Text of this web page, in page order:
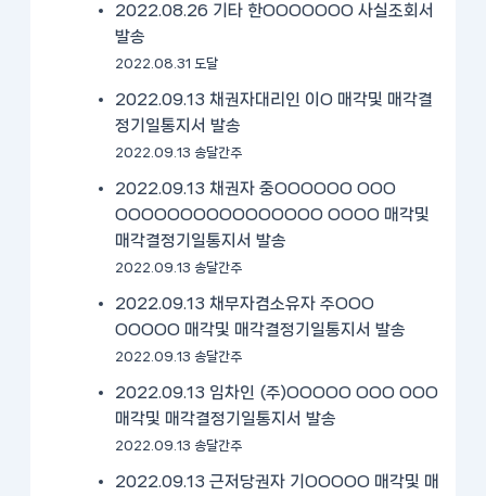
2022.08.26 기타 한OOOOOOO 사실조회서
발송
2022.08.31 도달
2022.09.13 채권자대리인 이O 매각및 매각결
정기일통지서 발송
2022.09.13 송달간주
2022.09.13 채권자 중OOOOOO OOO
OOOOOOOOOOOOOOOO OOOO 매각및
매각결정기일통지서 발송
2022.09.13 송달간주
2022.09.13 채무자겸소유자 주OOO
OOOOO 매각및 매각결정기일통지서 발송
2022.09.13 송달간주
2022.09.13 임차인 (주)OOOOO OOO OOO
매각및 매각결정기일통지서 발송
2022.09.13 송달간주
2022.09.13 근저당권자 기OOOOO 매각및 매